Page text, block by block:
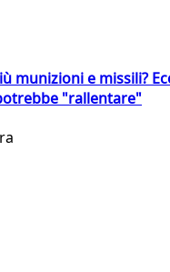
munizioni e missili?
"rallentare"